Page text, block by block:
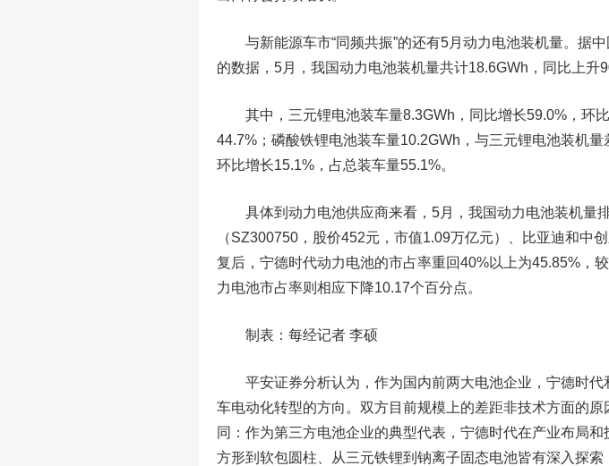
与新能源车市“同频共振”的还有5月动力电池装机量。据中
的数据，5月，我国动力电池装机量共计18.6GWh，同比上升
其中，三元锂电池装车量8.3GWh，同比增长59.0%，环
44.7%； 磷酸铁锂电池装车量10.2GWh，与三元锂电池装机量
环比增长15.1%，占总装车量55.1%。
具体到动力电池供应商来看，5月，我国动力电池装机量
（SZ300750 ，股价452元，市值1.09万亿元）、比亚迪和中
复后，宁德时代动力电池的市占率重回40%以上为45.85%，
力电池市占率则相应下降10.17个百分点。
制表：每经记者 李硕
平安证券分析认为，作为国内前两大电池企业，宁德时代
车电动化转型的方向。双方目前规模上的差距非技术方面的
同：作为第三方电池企业的典型代表，宁德时代在产业布局
方形到软包圆柱、从三元铁锂到钠离子固态电池皆有深入探